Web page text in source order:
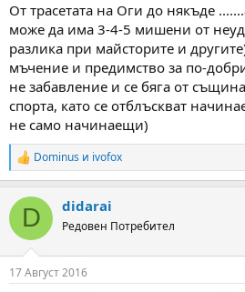
От трасетата на Оги до някъде
може да има 3-4-5 мишени от
разлика при майсторите и
мъчение и предимство за по-
не забавление и се бяга от
спорта, като се отблъскват
не само начинаещи)
R
e
c
i
s
Dominus и ivofox
D didarai
Редовен Потребител
17 Август 2016